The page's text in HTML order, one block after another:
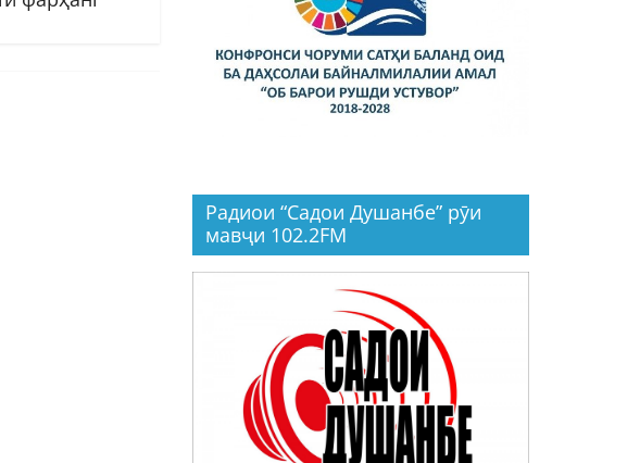
Радиои “Садои Душанбе” рӯи
мавҷи 102.2FM